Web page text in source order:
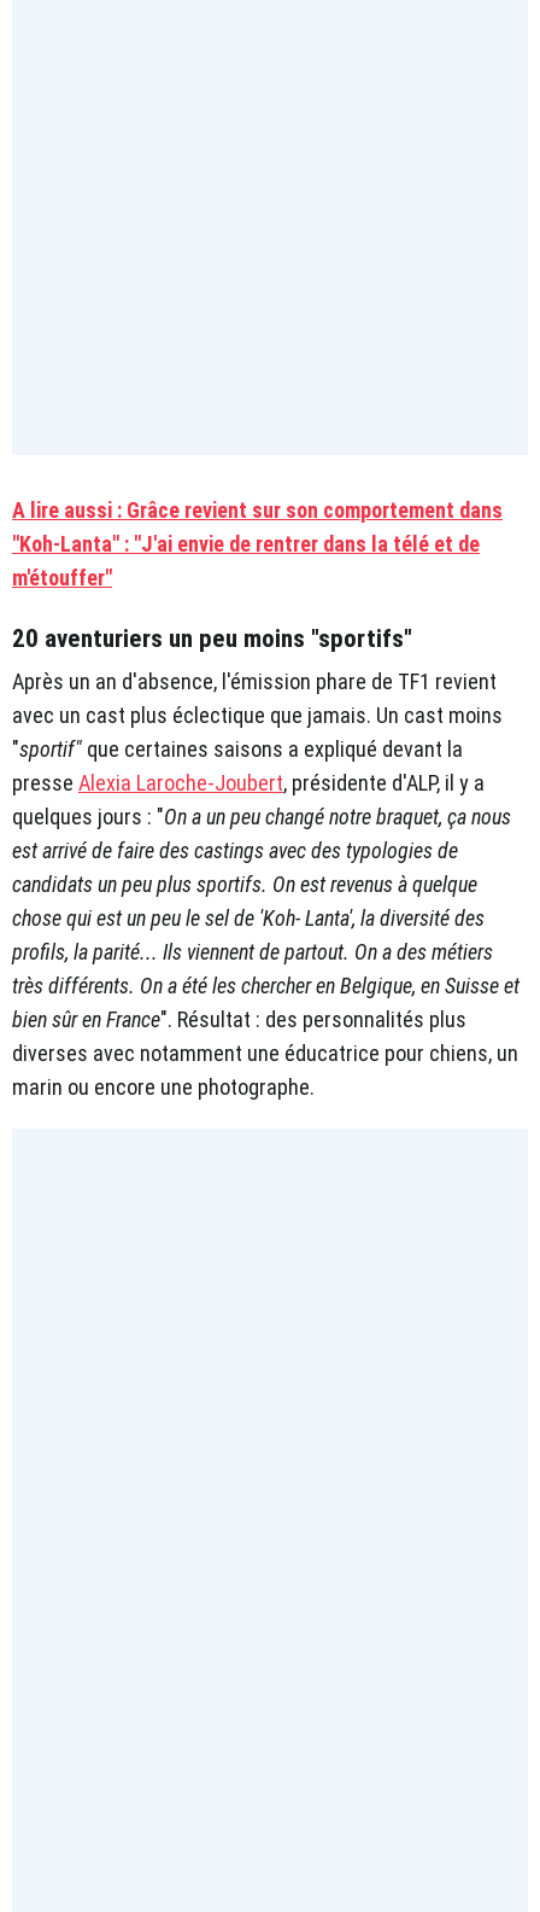
A lire aussi : Grâce revient sur son comportement dans
"Koh-Lanta" : "J'ai envie de rentrer dans la télé et de
m'étouffer"
20 aventuriers un peu moins "sportifs"
Après un an d'absence, l'émission phare de TF1 revient
avec un cast plus éclectique que jamais. Un cast moins
"sportif" que certaines saisons a expliqué devant la
presse Alexia Laroche-Joubert, présidente d'ALP, il y a
quelques jours : "On a un peu changé notre braquet, ça nous
est arrivé de faire des castings avec des typologies de
candidats un peu plus sportifs. On est revenus à quelque
chose qui est un peu le sel de 'Koh- Lanta', la diversité des
profils, la parité... Ils viennent de partout. On a des métiers
très différents. On a été les chercher en Belgique, en Suisse et
bien sûr en France". Résultat : des personnalités plus
diverses avec notamment une éducatrice pour chiens, un
marin ou encore une photographe.